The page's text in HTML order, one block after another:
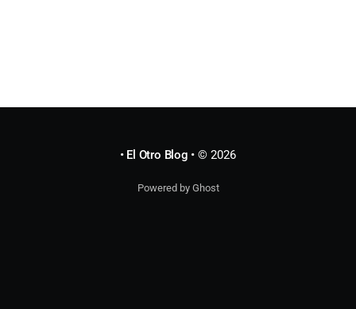
• El Otro Blog • © 2026
Powered by Ghost